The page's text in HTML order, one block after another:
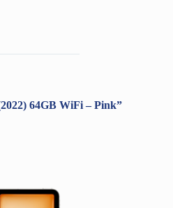
64GB WiFi – Pink”